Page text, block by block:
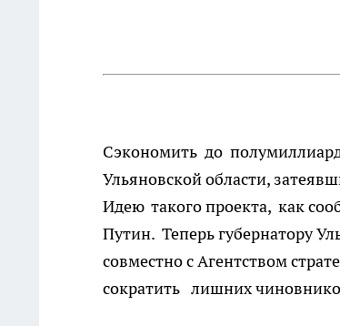
Сэкономить до
Ульяновской области,
Идею такого проекта, как
Путин. Теперь губернатору
совместно с Агентством
сократить лишних